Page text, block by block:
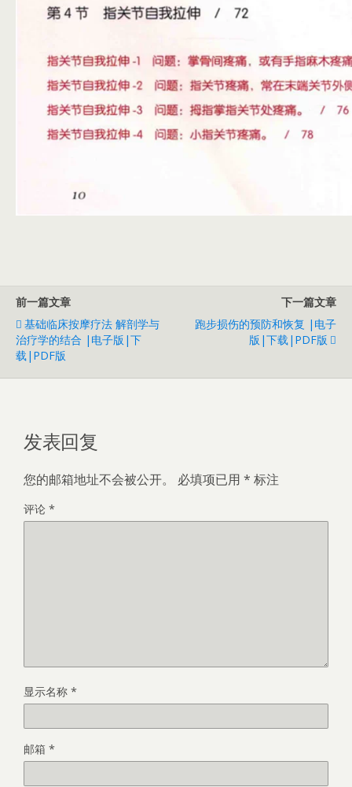
前一篇文章
基础临床按摩疗法 解剖学与
治疗学的结合 |电子版|下
载|PDF版
下一篇文章
跑步损伤的预防和恢复 |电子
版|下载|PDF版
发表回复
您的邮箱地址不会被公开。 必填项已用 * 标注
评论 *
显示名称 *
邮箱 *